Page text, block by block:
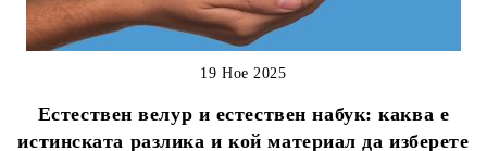
Естествен велур и естествен набук: каква е
истинската разлика и кой материал да изберете
19 Ное 2025